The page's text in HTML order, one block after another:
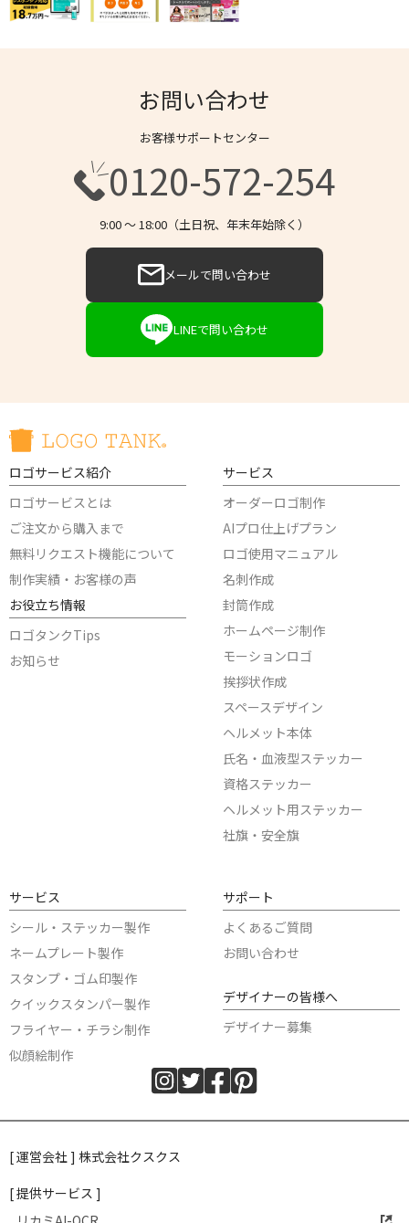
お問い合わせ
お客様サポートセンター
0120-572-254
9:00 〜 18:00（土日祝、年末年始除く）
メールで問い合わせ
LINEで問い合わせ
ロゴサービス紹介
ロゴサービスとは
ご注文から購入まで
無料リクエスト機能について
制作実績・お客様の声
お役立ち情報
ロゴタンクTips
お知らせ
サービス
オーダーロゴ制作
AIプロ仕上げプラン
ロゴ使用マニュアル
名刺作成
封筒作成
ホームページ制作
モーションロゴ
挨拶状作成
スペースデザイン
ヘルメット本体
氏名・血液型ステッカー
資格ステッカー
ヘルメット用ステッカー
社旗・安全旗
サービス
シール・ステッカー製作
ネームプレート製作
スタンプ・ゴム印製作
クイックスタンパー製作
フライヤー・チラシ制作
似顔絵制作
サポート
よくあるご質問
お問い合わせ
デザイナーの皆様へ
デザイナー募集
[ 運営会社 ] 株式会社クスクス
[ 提供サービス ]